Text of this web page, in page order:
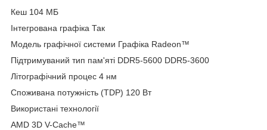
Кеш 104 МБ
Інтегрована графіка Так
Модель графічної системи Графіка Radeon™
Підтримуваний тип пам'яті DDR5-5600 DDR5-3600
Літографічний процес 4 нм
Споживана потужність (TDP) 120 Вт
Використані технології
AMD 3D V-Cache™